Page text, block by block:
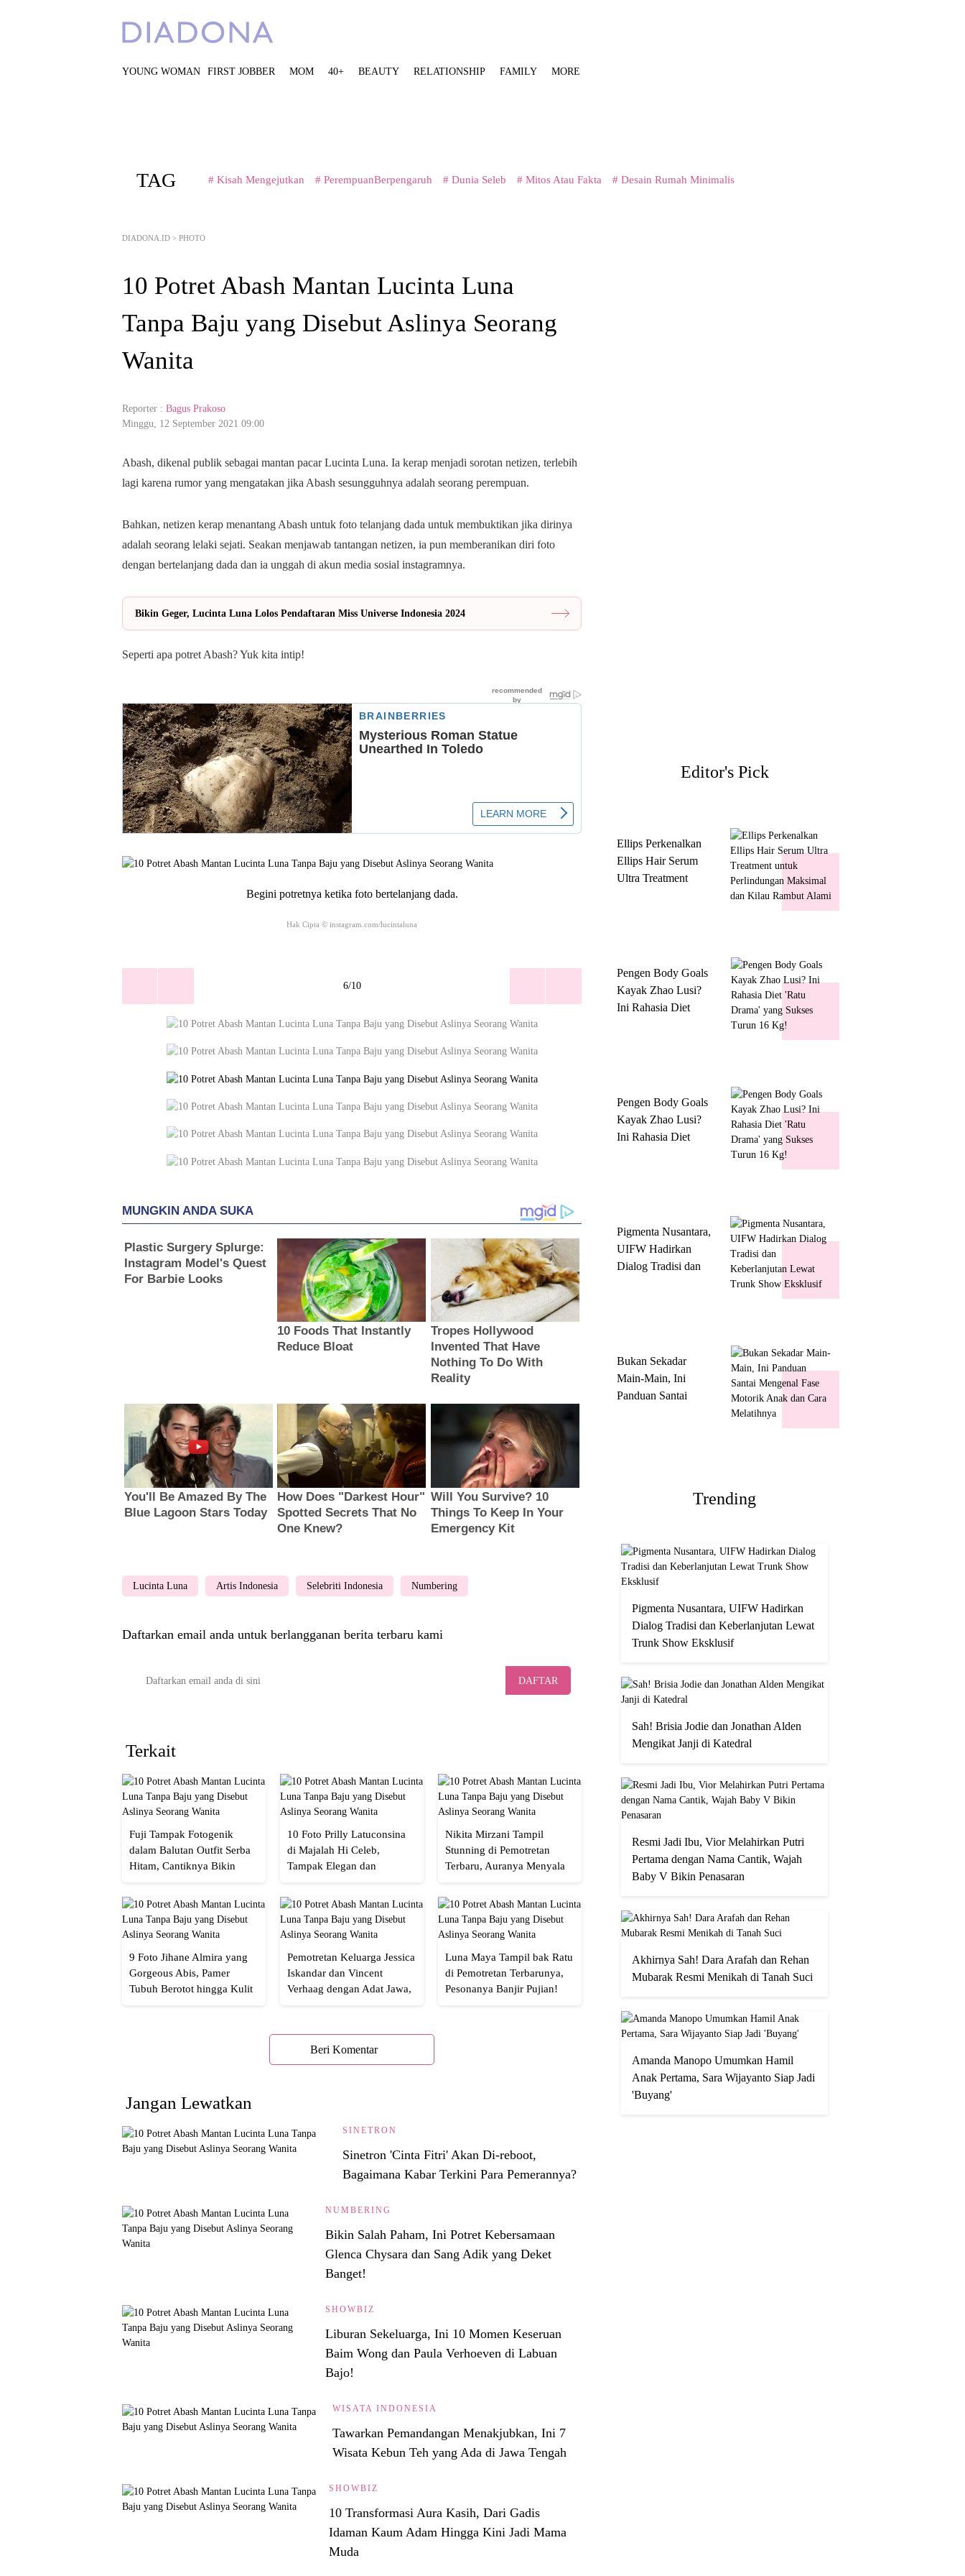
YOUNG WOMAN FIRST JOBBER MOM 40+ BEAUTY RELATIONSHIP FAMILY MORE
TAG # Kisah Mengejutkan # PerempuanBerpengaruh # Dunia Seleb # Mitos Atau Fakta # Desain Rumah Minimalis
DIADONA.ID > PHOTO
10 Potret Abash Mantan Lucinta Luna
Tanpa Baju yang Disebut Aslinya Seorang
Wanita
Reporter : Bagus Prakoso
Minggu, 12 September 2021 09:00
Abash, dikenal publik sebagai mantan pacar Lucinta Luna. Ia kerap menjadi sorotan netizen, terlebih
lagi karena rumor yang mengatakan jika Abash sesungguhnya adalah seorang perempuan.
Bahkan, netizen kerap menantang Abash untuk foto telanjang dada untuk membuktikan jika dirinya
adalah seorang lelaki sejati. Seakan menjawab tantangan netizen, ia pun memberanikan diri foto
dengan bertelanjang dada dan ia unggah di akun media sosial instagramnya.
Bikin Geger, Lucinta Luna Lolos Pendaftaran Miss Universe Indonesia 2024
Seperti apa potret Abash? Yuk kita intip!
Begini potretnya ketika foto bertelanjang dada.
Hak Cipta © instagram.com/lucintaluna
6/10
Lucinta Luna Artis Indonesia Selebriti Indonesia Numbering
Daftarkan email anda untuk berlangganan berita terbaru kami
DAFTAR
Terkait
Fuji Tampak Fotogenik
dalam Balutan Outfit Serba
Hitam, Cantiknya Bikin
10 Foto Prilly Latuconsina
di Majalah Hi Celeb,
Tampak Elegan dan
Nikita Mirzani Tampil
Stunning di Pemotretan
Terbaru, Auranya Menyala
9 Foto Jihane Almira yang
Gorgeous Abis, Pamer
Tubuh Berotot hingga Kulit
Pemotretan Keluarga Jessica
Iskandar dan Vincent
Verhaag dengan Adat Jawa,
Luna Maya Tampil bak Ratu
di Pemotretan Terbarunya,
Pesonanya Banjir Pujian!
Beri Komentar
Jangan Lewatkan
SINETRON
Sinetron 'Cinta Fitri' Akan Di-reboot,
Bagaimana Kabar Terkini Para Pemerannya?
NUMBERING
Bikin Salah Paham, Ini Potret Kebersamaan
Glenca Chysara dan Sang Adik yang Deket
Banget!
SHOWBIZ
Liburan Sekeluarga, Ini 10 Momen Keseruan
Baim Wong dan Paula Verhoeven di Labuan
Bajo!
WISATA INDONESIA
Tawarkan Pemandangan Menakjubkan, Ini 7
Wisata Kebun Teh yang Ada di Jawa Tengah
SHOWBIZ
10 Transformasi Aura Kasih, Dari Gadis
Idaman Kaum Adam Hingga Kini Jadi Mama
Muda
Editor's Pick
Ellips Perkenalkan
Ellips Hair Serum
Ultra Treatment
Pengen Body Goals
Kayak Zhao Lusi?
Ini Rahasia Diet
Pengen Body Goals
Kayak Zhao Lusi?
Ini Rahasia Diet
Pigmenta Nusantara,
UIFW Hadirkan
Dialog Tradisi dan
Bukan Sekadar
Main-Main, Ini
Panduan Santai
Trending
Pigmenta Nusantara, UIFW Hadirkan
Dialog Tradisi dan Keberlanjutan Lewat
Trunk Show Eksklusif
Sah! Brisia Jodie dan Jonathan Alden
Mengikat Janji di Katedral
Resmi Jadi Ibu, Vior Melahirkan Putri
Pertama dengan Nama Cantik, Wajah
Baby V Bikin Penasaran
Akhirnya Sah! Dara Arafah dan Rehan
Mubarak Resmi Menikah di Tanah Suci
Amanda Manopo Umumkan Hamil
Anak Pertama, Sara Wijayanto Siap Jadi
'Buyang'